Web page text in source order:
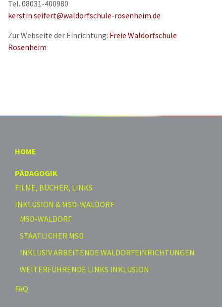
Tel. 08031-400980
kerstin.seifert@waldorfschule-rosenheim.de
Zur Webseite der Einrichtung: Freie Waldorfschule
Rosenheim
HOME
PÄDAGOGIK
FILME, BÜCHER, LINKS
INKLUSION & MSD-WALDORF
MSD-WALDORF
STAATLICHER MSD
INKLUSIV ARBEITENDE WALDORFEINRICHTUNGEN
WEITERFÜHRENDE LINKS INKLUSION
FAQ